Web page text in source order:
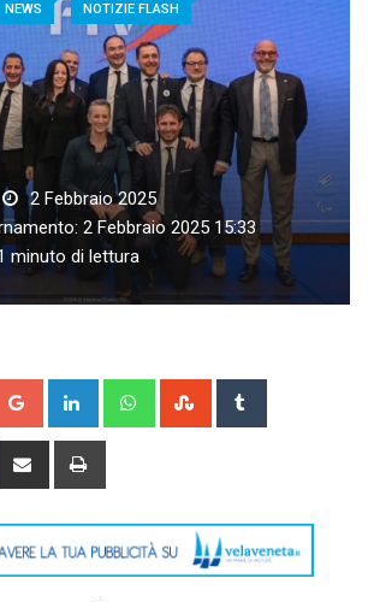
NEWS NOTIZIE FLASH
2 Febbraio 2025
2 Febbraio 2025 15:33
minuto di lettura
Google+ LinkedIn WhatsappStumbleUpon
Reddit
Share